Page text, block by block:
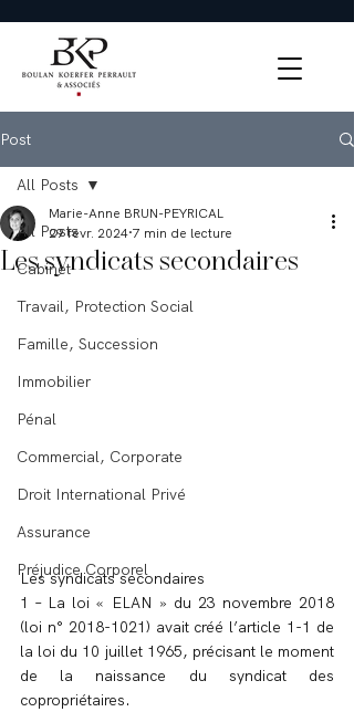
Post
All Posts
Cabinet
Travail, Protection Social
Famille, Succession
Immobilier
Pénal
Commercial, Corporate
Droit International Privé
Assurance
Préjudice Corporel
All Posts
Les syndicats secondaires
Marie-Anne BRUN-PEYRICAL
29 févr. 2024 7 min de lecture
Les syndicats secondaires
1 – La loi « ELAN » du 23 novembre 2018
(loi n° 2018-1021) avait créé l’article 1-1 de
la loi du 10 juillet 1965, précisant le moment
de la naissance du syndicat des
copropriétaires.